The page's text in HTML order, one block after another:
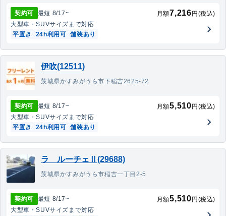
契約可 最短 8/17~ 月額7,216 円(税込)
大型車・SUVサイズまで対応
平置き
24h利用可 舗装あり
伊吹(12511)
茨城県かすみがうら市下稲吉2625-72
契約可 最短 8/17~ 月額5,510 円(税込)
大型車・SUVサイズまで対応
平置き
24h利用可 舗装あり
ラ ルーチェⅡ(29688)
茨城県かすみがうら市稲吉一丁目2-5
契約可 最短 8/17~ 月額5,510 円(税込)
大型車・SUVサイズまで対応